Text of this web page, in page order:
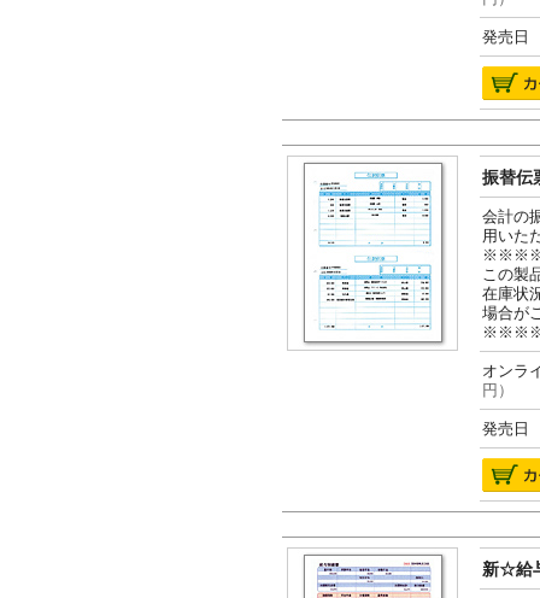
発売日
振替伝
会計の
用いた
この製
在庫状
場合が
オン
円）
発売日
新☆給